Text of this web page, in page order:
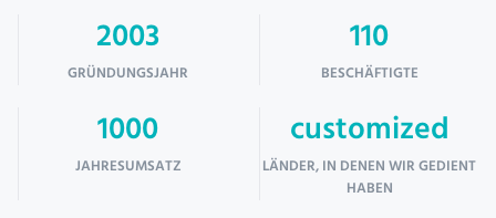
2003
GRÜNDUNGSJAHR
110
BESCHÄFTIGTE
1000
JAHRESUMSATZ
customized
LÄNDER, IN DENEN WIR GEDIENT
HABEN